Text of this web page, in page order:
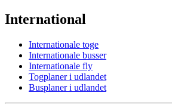
International
Internationale toge
Internationale busser
Internationale fly
Togplaner i udlandet
Busplaner i udlandet